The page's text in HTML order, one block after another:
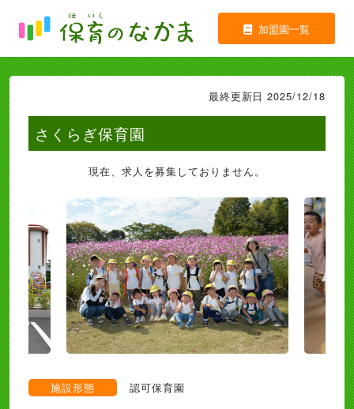
加盟園一覧
最終更新日 2025/12/18
さくらぎ保育園
現在、求人を募集しておりません。
施設形態
認可保育園